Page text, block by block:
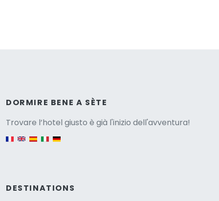
DORMIRE BENE A SÈTE
Trovare l’hotel giusto è già l'inizio dell'avventura!
DESTINATIONS